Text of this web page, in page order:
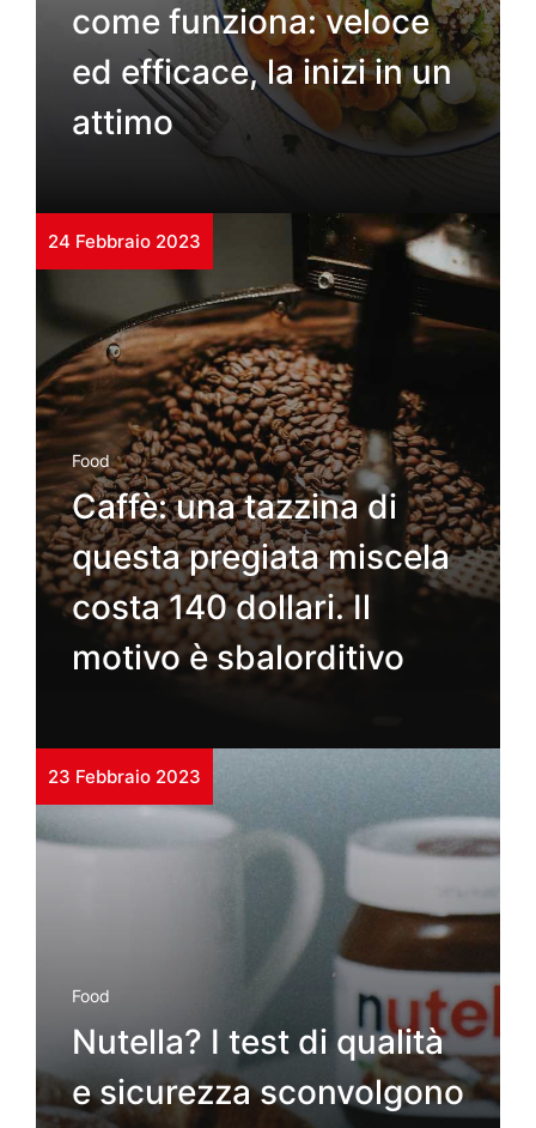
come funziona: veloce
ed efficace, la inizi in un
attimo
24 Febbraio 2023
Food
Caffè: una tazzina di
questa pregiata miscela
costa 140 dollari. Il
motivo è sbalorditivo
23 Febbraio 2023
Food
Nutella? I test di qualità
e sicurezza sconvolgono